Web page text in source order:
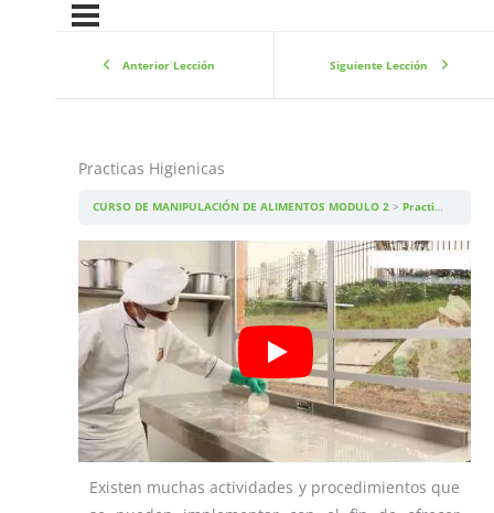
Anterior Lección Siguiente Lección
Practicas Higienicas
CURSO DE MANIPULACIÓN DE ALIMENTOS MODULO 2 Practicas Higienicas
Existen muchas actividades y procedimientos que